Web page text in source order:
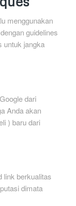
menggunakan
guidelines
untuk jangka
dari
Anda akan
) baru dari
link berkualitas
dimata